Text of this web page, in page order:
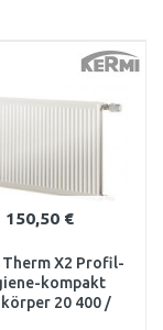
150,50 €
Therm X2 Profil-
kompakt
20 400 /